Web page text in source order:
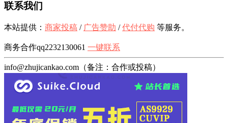
联系我们
本站提供： 商家投稿 / 广告赞助 /代付代购 等服务。
商务合作qq2232130061 一键联系
info@zhujicankao.com（备注：合作或投稿）